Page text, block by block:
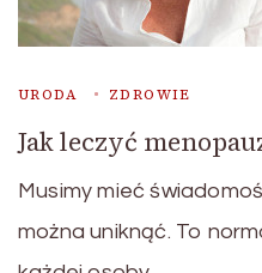
URODA ZDROWIE
Jak leczyć
Musimy mieć
można uniknąć. To